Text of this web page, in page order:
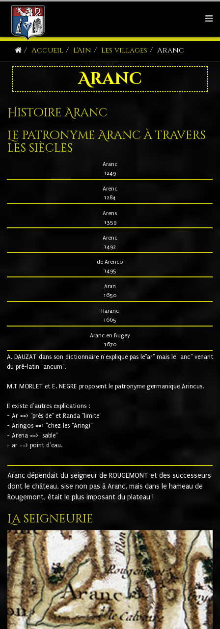
Accueil L'Ain Les villages Aranc
Aranc
Histoire Aranc
Le patronyme Aranc à travers
les siècles
Aranc
1249
Arenc
1284
Arens
1359
Arenc
1492
de Arenco
1495
Aran
1650
Haranc
1665
Aranc en Bugey
1670
A. DAUZAT dans son dictionnaire n'explique pas le"ar" mais le "anc" venant
du pré-latin "ancum".
M.T MORLET et E. NEGRE proposent le patronyme germanique Arincus.
Il existe d'autres explications :
- Ar ==> "près de" et Randa "limite"
- Aringos ==> "chez les "Aringi"
- Arena ==> "sable"
- ar ==> point d'eau.
Aranc dépendait du seigneur de ROUGEMONT et des successeurs
dont le château, sise non pas à Aranc, mais dans le hameau de
Rougemont, était le plus imposant du plateau !
La seigneurie